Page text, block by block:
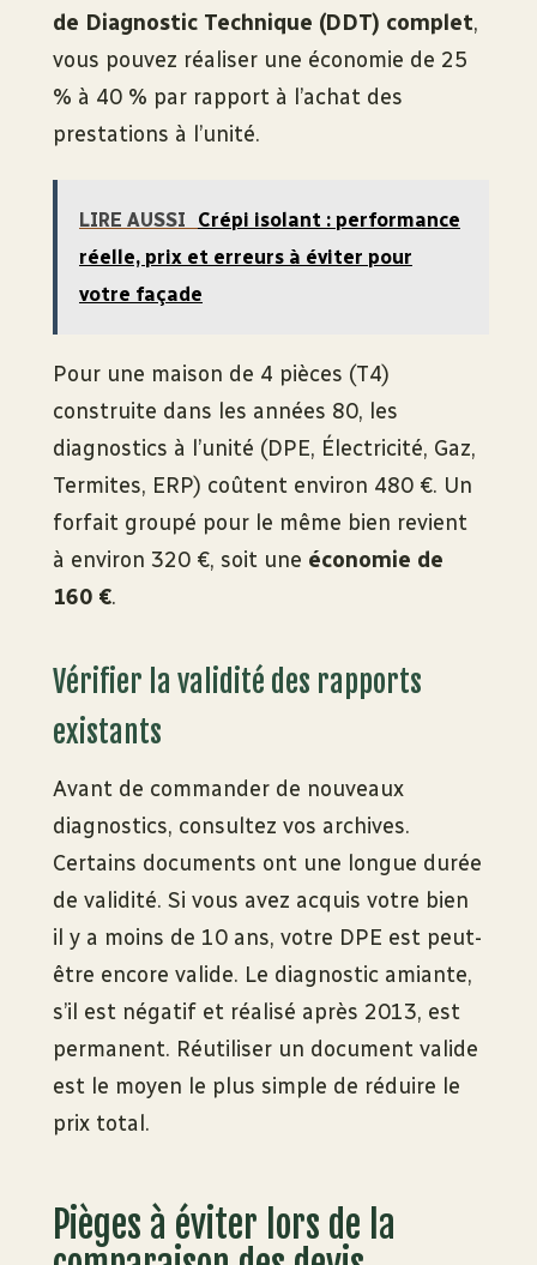
de Diagnostic Technique (DDT) complet,
vous pouvez réaliser une économie de 25
% à 40 % par rapport à l’achat des
prestations à l’unité.
LIRE AUSSI
Crépi isolant : performance
réelle, prix et erreurs à éviter pour
votre façade
Pour une maison de 4 pièces (T4)
construite dans les années 80, les
diagnostics à l’unité (DPE, Électricité, Gaz,
Termites, ERP) coûtent environ 480 €. Un
forfait groupé pour le même bien revient
à environ 320 €, soit une économie de
160 €.
Vérifier la validité des rapports
existants
Avant de commander de nouveaux
diagnostics, consultez vos archives.
Certains documents ont une longue durée
de validité. Si vous avez acquis votre bien
il y a moins de 10 ans, votre DPE est peut-
être encore valide. Le diagnostic amiante,
s’il est négatif et réalisé après 2013, est
permanent. Réutiliser un document valide
est le moyen le plus simple de réduire le
prix total.
Pièges à éviter lors de la